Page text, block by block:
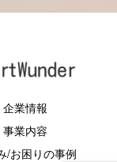
企業情報
事業内容
/お困りの事例